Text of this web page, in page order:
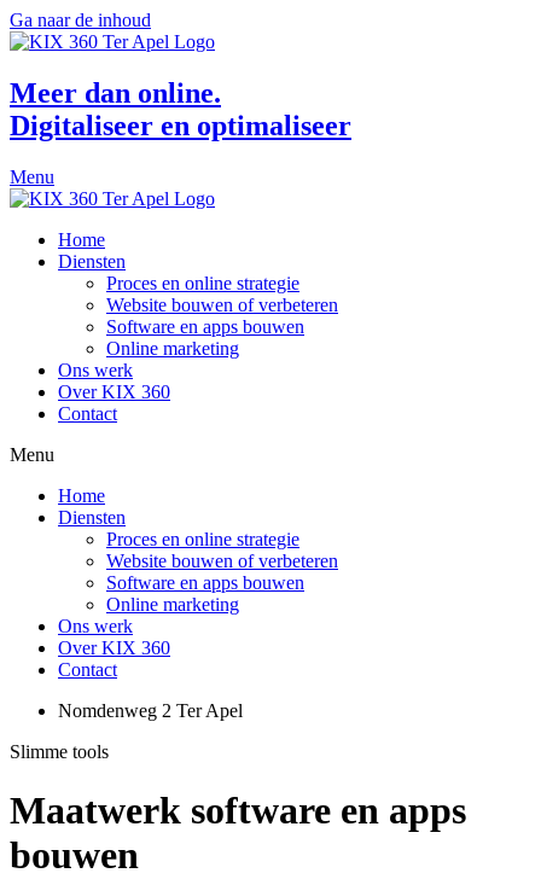
Ga naar de inhoud
Meer dan online.
Digitaliseer en optimaliseer
Menu
Home
Diensten
Proces en online strategie
Website bouwen of verbeteren
Software en apps bouwen
Online marketing
Ons werk
Over KIX 360
Contact
Menu
Home
Diensten
Proces en online strategie
Website bouwen of verbeteren
Software en apps bouwen
Online marketing
Ons werk
Over KIX 360
Contact
Nomdenweg 2 Ter Apel
Slimme tools
Maatwerk software en apps
bouwen